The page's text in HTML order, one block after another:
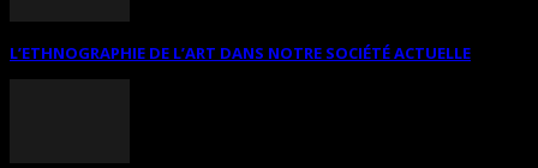
L’ETHNOGRAPHIE DE L’ART DANS NOTRE SOCIÉTÉ ACTUELLE